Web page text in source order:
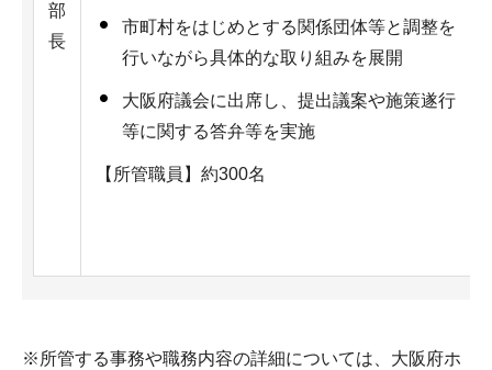
部
長
市町村をはじめとする関係団体等と調整を
行いながら具体的な取り組みを展開
大阪府議会に出席し、提出議案や施策遂行
等に関する答弁等を実施
【所管職員】約300名
※所管する事務や職務内容の詳細については、大阪府ホ